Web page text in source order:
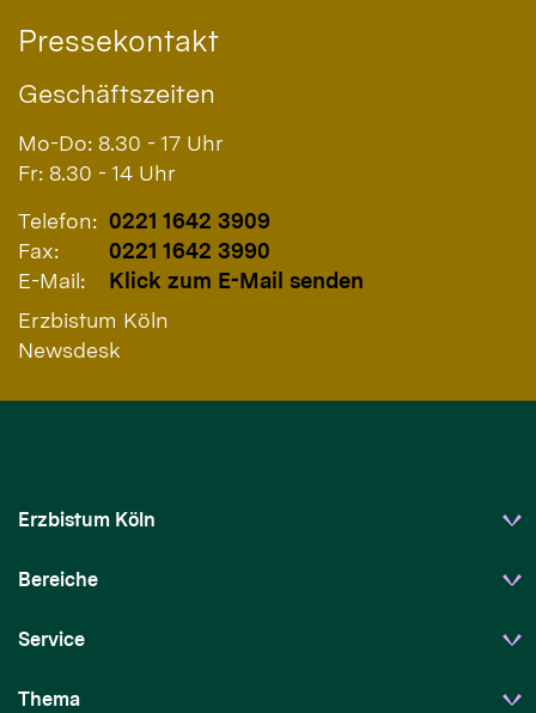
Pressekontakt
Geschäftszeiten
Mo-Do: 8.30 - 17 Uhr
Fr: 8.30 - 14 Uhr
Telefon: 0221 1642 3909
Fax:
0221 1642 3990
E-Mail:
Klick zum E-Mail senden
Erzbistum Köln
Newsdesk
Erzbistum Köln
Bereiche
Service
Thema